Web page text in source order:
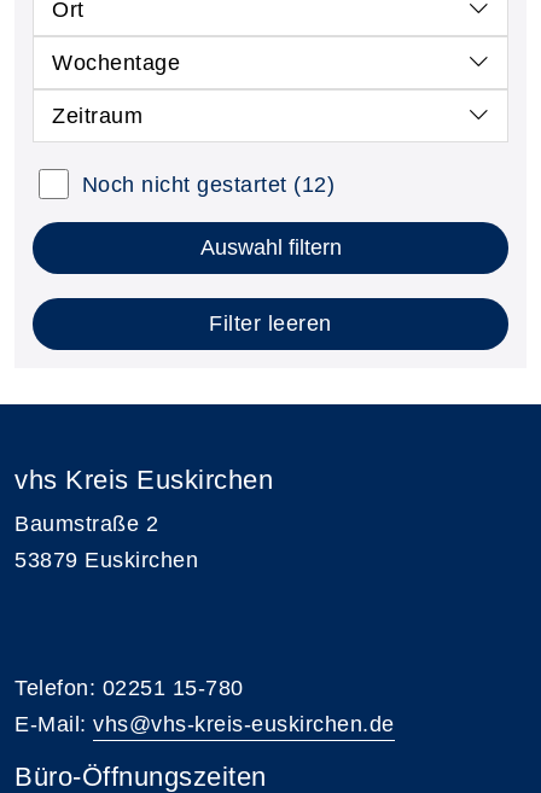
Ort
Wochentage
Zeitraum
Noch nicht gestartet (12)
Auswahl filtern
Filter leeren
vhs Kreis Euskirchen
Baumstraße 2
53879 Euskirchen
Telefon: 02251 15-780
E-Mail: vhs@vhs-kreis-euskirchen.de
Büro-Öffnungszeiten